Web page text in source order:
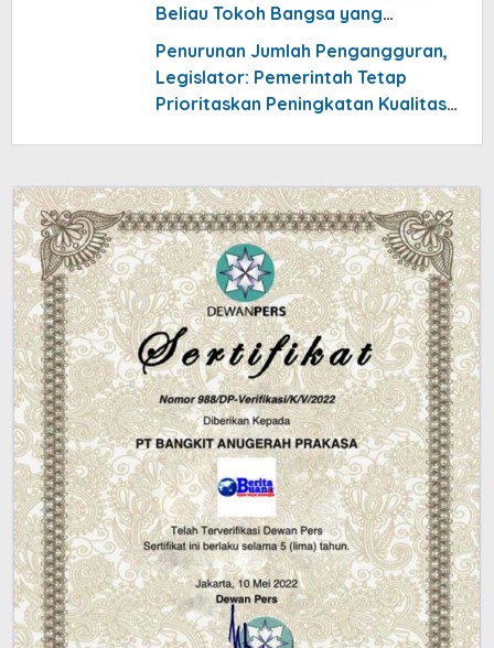
Beliau Tokoh Bangsa yang
Meneduhkan
Penurunan Jumlah Pengangguran,
Legislator: Pemerintah Tetap
Prioritaskan Peningkatan Kualitas